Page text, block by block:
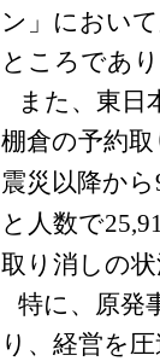
ン」におい
ところであり
また、東日
棚倉の予約
震災以降から
と人数で
取り消しの状
特に、原発
り、経営を